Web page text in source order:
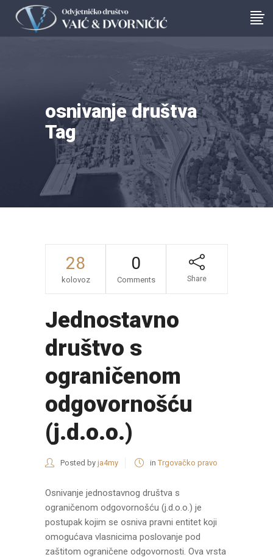
osnivanje društva
Tag
28
kolovoz
0
Comments Share
Jednostavno
društvo s
ograničenom
odgovornošću
(j.d.o.o.)
Posted by ja4my in Trgovačko pravo
Osnivanje jednostavnog društva s
ograničenom odgovornošću (j.d.o.o.) je
postupak kojim se osniva pravni entitet koji
omogućava vlasnicima poslovanje pod
zaštitom ograničene odgovornosti. Ova vrsta